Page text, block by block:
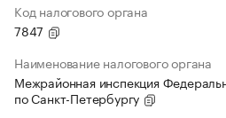
Код налогового органа
7847
Наименование налогового органа
Межрайонная инспекция
по Санкт-Петербургу